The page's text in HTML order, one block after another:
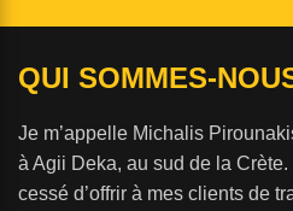
QUI SOMMES-
Je m’appelle Michalis
à Agii Deka, au sud de la
cessé d’offrir à mes clients de